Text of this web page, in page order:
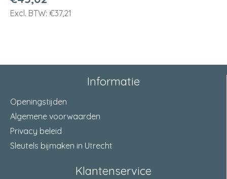
dagschoot
links
materiaal dagschoot
materiaal nachtschoot
afstand 63
sluitlengte nachtschoot 14,5 Millimeter
Excl. BTW: €37,21
Informatie
Openingstijden
Algemene voorwaarden
Privacy beleid
Sleutels bijmaken in Utrecht
Klantenservice